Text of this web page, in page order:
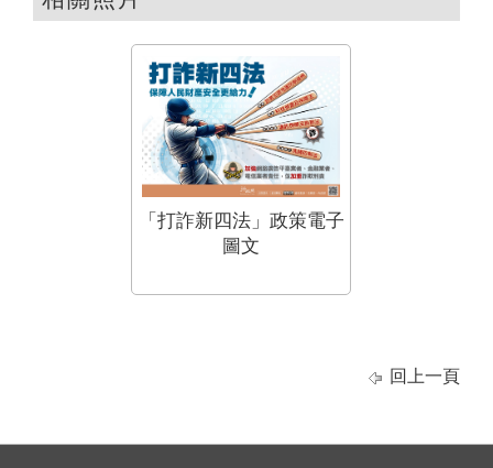
「打詐新四法」政策電子
圖文
回上一頁